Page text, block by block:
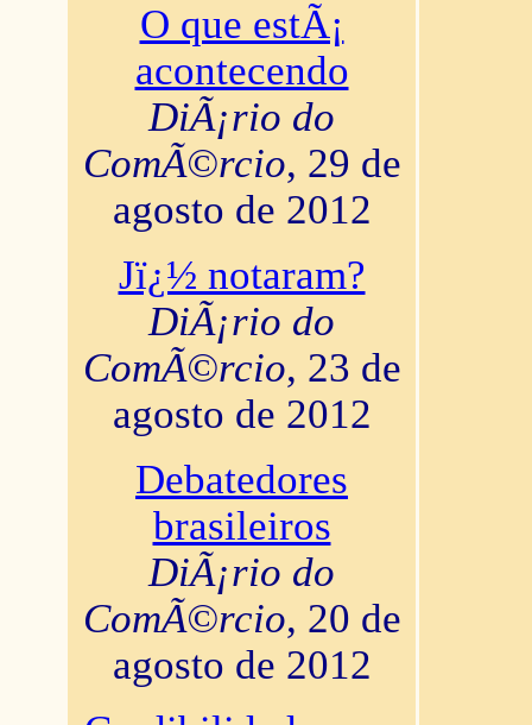
O que estÃ¡
acontecendo
DiÃ¡rio do
ComÃ©rcio, 29 de
agosto de 2012
Jï¿½ notaram?
DiÃ¡rio do
ComÃ©rcio, 23 de
agosto de 2012
Debatedores
brasileiros
DiÃ¡rio do
ComÃ©rcio, 20 de
agosto de 2012